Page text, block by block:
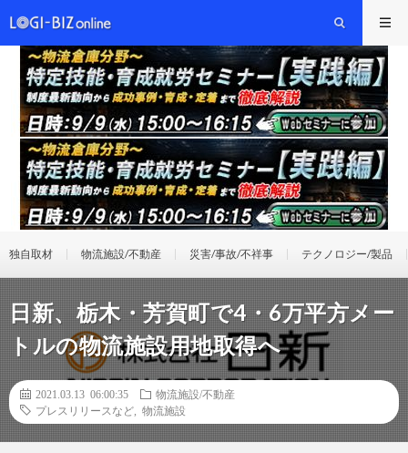
独自取材 物流施設/不動産 災害/事故/不祥事 テクノロジー/製品
日新、栃木・芳賀町で4・6万平方メー
トルの物流施設用地取得へ
2021.03.13 06:00:35
物流施設/不動産
プレスリリースなど
物流施設